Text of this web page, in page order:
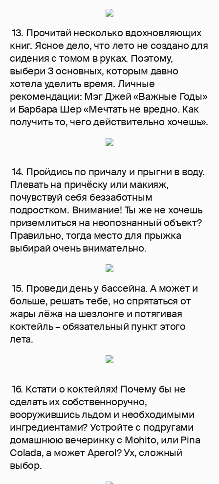
13. Прочитай несколько вдохновляющих
книг. Ясное дело, что лето не создано для
сидения с томом в руках. Поэтому,
выбери 3 основных, которым давно
хотела уделить время. Личные
рекомендации: Мэг Джей «Важные Годы»
и Барбара Шер «Мечтать не вредно. Как
получить то, чего действительно хочешь».
14. Пройдись по причалу и прыгни в воду.
Плевать на причёску или макияж,
почувствуй себя беззаботным
подростком. Внимание! Ты же не хочешь
приземлиться на неопознанный объект?
Правильно, тогда место для прыжка
выбирай очень внимательно.
15. Проведи день у бассейна. А может и
больше, решать тебе, но спрятаться от
жары лёжа на шезлонге и потягивая
коктейль – обязательный пункт этого
лета.
16. Кстати о коктейлях! Почему бы не
сделать их собственноручно,
вооружившись льдом и необходимыми
ингредиентами? Устройте с подругами
домашнюю вечеринку с Mohito, или Pina
Colada, а может Aperol? Ух, сложный
выбор.